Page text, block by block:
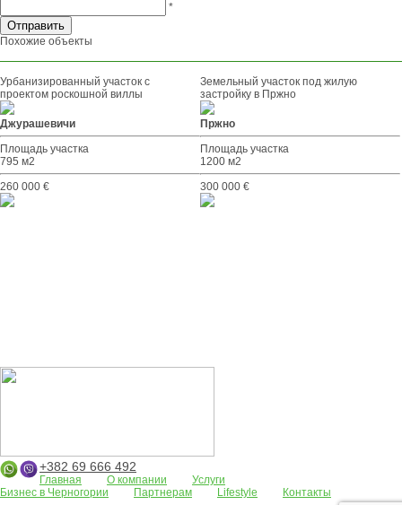
*
Похожие объекты
Урбанизированный участок с
проектом роскошной виллы
Джурашевичи
Площадь участка
795 м2
260 000 €
Земельный участок под жилую
застройку в Пржно
Пржно
Площадь участка
1200 м2
300 000 €
+382 69 666 492
Главная О компании
Услуги
Бизнес в Черногории
Партнерам Lifestyle Контакты